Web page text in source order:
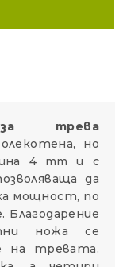
трева
но
4 mm и с
да
мощност, по
Благодарение
ножа се
на тревата.